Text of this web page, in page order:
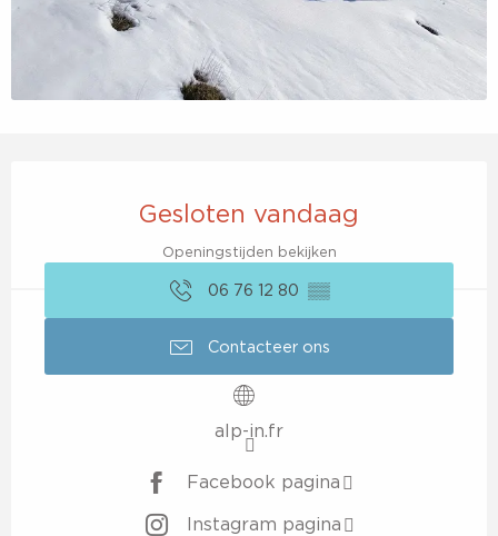
Gesloten vandaag
Openingstijden bekijken
06 76 12 80 ▒▒
Contacteer ons
alp-in.fr
Facebook pagina
Instagram pagina